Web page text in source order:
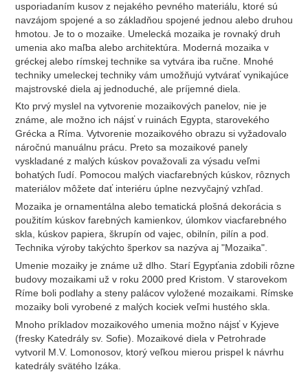
usporiadaním kusov z nejakého pevného materiálu, ktoré sú
navzájom spojené a so základňou spojené jednou alebo druhou
hmotou. Je to o mozaike. Umelecká mozaika je rovnaký druh
umenia ako maľba alebo architektúra. Moderná mozaika v
gréckej alebo rímskej technike sa vytvára iba ručne. Mnohé
techniky umeleckej techniky vám umožňujú vytvárať vynikajúce
majstrovské diela aj jednoduché, ale príjemné diela.
Kto prvý myslel na vytvorenie mozaikových panelov, nie je
známe, ale možno ich nájsť v ruinách Egypta, starovekého
Grécka a Ríma. Vytvorenie mozaikového obrazu si vyžadovalo
náročnú manuálnu prácu. Preto sa mozaikové panely
vyskladané z malých kúskov považovali za výsadu veľmi
bohatých ľudí. Pomocou malých viacfarebných kúskov, rôznych
materiálov môžete dať interiéru úplne nezvyčajný vzhľad.
Mozaika je ornamentálna alebo tematická plošná dekorácia s
použitím kúskov farebných kamienkov, úlomkov viacfarebného
skla, kúskov papiera, škrupín od vajec, obilnín, pilín a pod.
Technika výroby takýchto šperkov sa nazýva aj "Mozaika".
Umenie mozaiky je známe už dlho. Starí Egypťania zdobili rôzne
budovy mozaikami už v roku 2000 pred Kristom. V starovekom
Ríme boli podlahy a steny palácov vyložené mozaikami. Rímske
mozaiky boli vyrobené z malých kociek veľmi hustého skla.
Mnoho príkladov mozaikového umenia možno nájsť v Kyjeve
(fresky Katedrály sv. Sofie). Mozaikové diela v Petrohrade
vytvoril M.V. Lomonosov, ktorý veľkou mierou prispel k návrhu
katedrály svätého Izáka.